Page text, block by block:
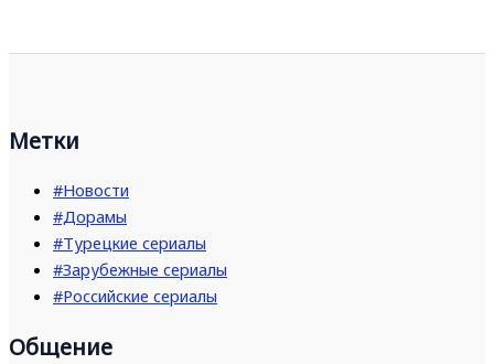
Метки
#Новости
#Дорамы
#Турецкие сериалы
#Зарубежные сериалы
#Российские сериалы
Общение